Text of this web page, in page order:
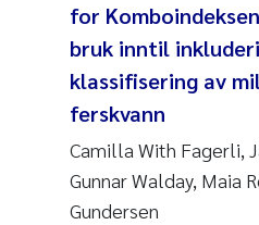
Valentina Elena Tartiu
Tânia Cristina Gomes
Belinda Valdecanas
for
bruk inntil
klassifisering av
ferskvann
Camilla With Fagerli,
Gunnar Walday, Maia
Gundersen